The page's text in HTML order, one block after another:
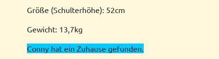
Größe (Schulterhöhe): 52cm
Gewicht: 13,7kg
Conny hat ein Zuhause gefunden.